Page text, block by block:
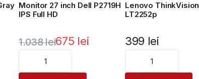
Monitor 27 inch Dell P2719H
IPS Full HD
1.038lei
Prețul
inițial
675 lei
Prețul
curent
Lenovo ThinkVision
LT2252p
399 lei